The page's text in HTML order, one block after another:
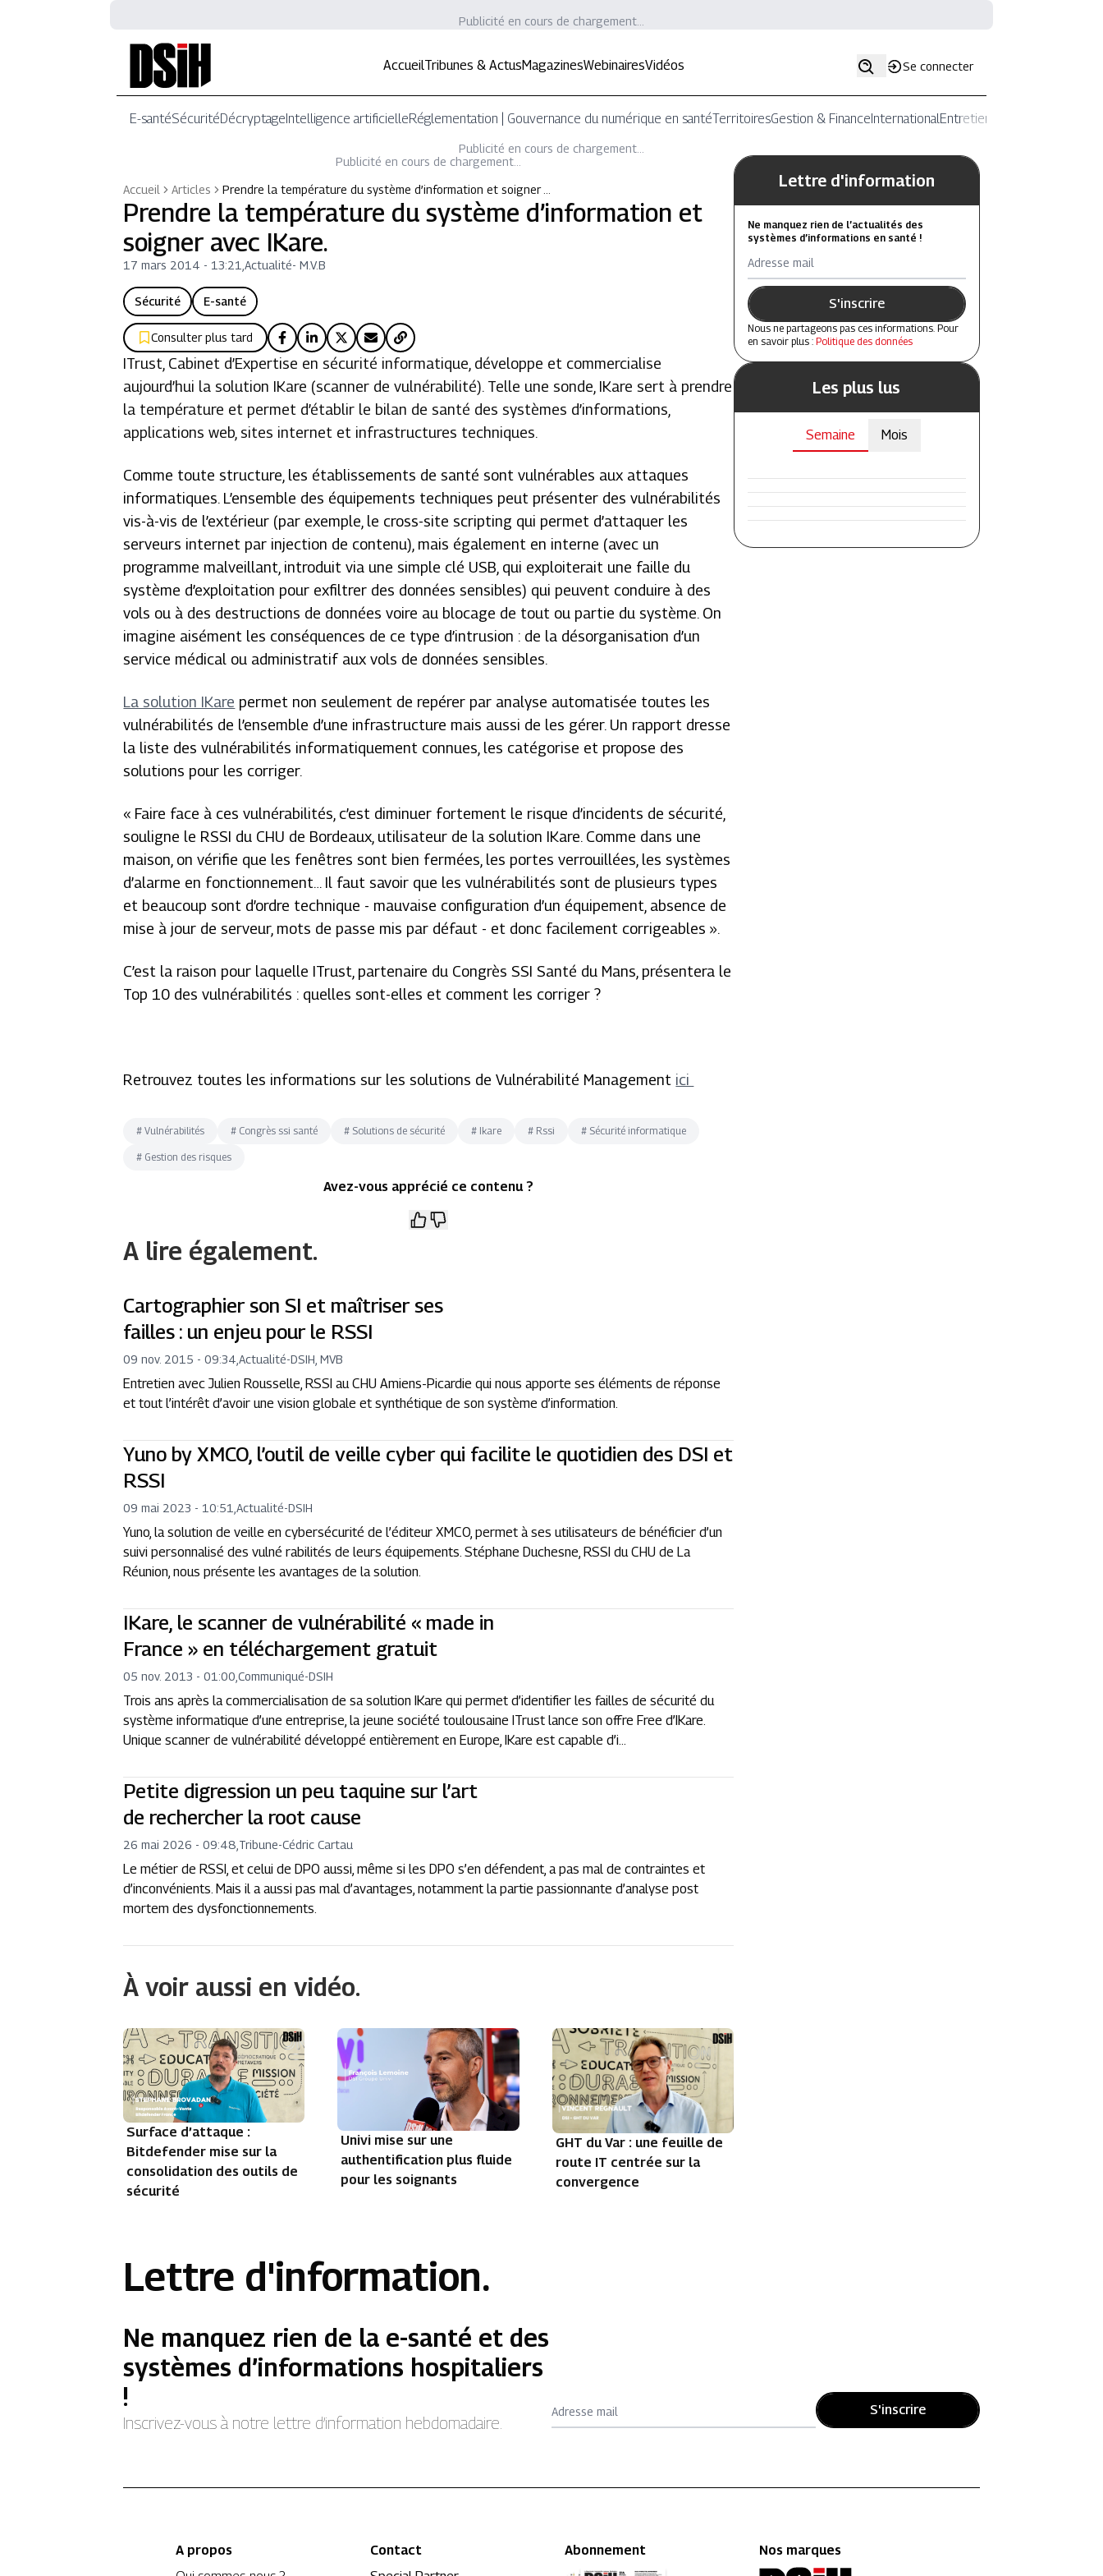
Publicité en cours de chargement...
AccueilTribunes & ActusMagazinesWebinairesVidéos Se connecter
E-santéSécuritéDécryptageIntelligence artificielleRéglementation | Gouvernance du numérique en santéTerritoiresGestion & FinanceInternationalEntretiens
Publicité en cours de chargement...
Publicité en cours de chargement...
Accueil
Articles Prendre la température du système d’information et soigner …
Prendre la température du système d’information et
soigner avec IKare.
17 mars 2014 - 13:21 ,Actualité-M.V.B
Sécurité E-santé
Consulter plus tard
ITrust, Cabinet d’Expertise en sécurité informatique, développe et commercialise
aujourd’hui la solution IKare (scanner de vulnérabilité). Telle une sonde, IKare sert à prendre
la température et permet d’établir le bilan de santé des systèmes d’informations,
applications web, sites internet et infrastructures techniques.
Comme toute structure, les établissements de santé sont vulnérables aux attaques
informatiques. L’ensemble des équipements techniques peut présenter des vulnérabilités
vis-à-vis de l’extérieur (par exemple, le cross-site scripting qui permet d’attaquer les
serveurs internet par injection de contenu), mais également en interne (avec un
programme malveillant, introduit via une simple clé USB, qui exploiterait une faille du
système d’exploitation pour exfiltrer des données sensibles) qui peuvent conduire à des
vols ou à des destructions de données voire au blocage de tout ou partie du système. On
imagine aisément les conséquences de ce type d’intrusion : de la désorganisation d’un
service médical ou administratif aux vols de données sensibles.
La solution IKare permet non seulement de repérer par analyse automatisée toutes les
vulnérabilités de l’ensemble d’une infrastructure mais aussi de les gérer. Un rapport dresse
la liste des vulnérabilités informatiquement connues, les catégorise et propose des
solutions pour les corriger.
« Faire face à ces vulnérabilités, c’est diminuer fortement le risque d’incidents de sécurité
souligne le RSSI du CHU de Bordeaux, utilisateur de la solution IKare. Comme dans une
maison, on vérifie que les fenêtres sont bien fermées, les portes verrouillées, les systèmes
d’alarme en fonctionnement… Il faut savoir que les vulnérabilités sont de plusieurs types
et beaucoup sont d’ordre technique - mauvaise configuration d’un équipement, absence de
mise à jour de serveur, mots de passe mis par défaut - et donc facilement corrigeables ».
C’est la raison pour laquelle ITrust, partenaire du Congrès SSI Santé du Mans, présentera le
Top 10 des vulnérabilités : quelles sont-elles et comment les corriger ?
Retrouvez toutes les informations sur les solutions de Vulnérabilité Management ici
#Vulnérabilités # Congrès ssi santé # Solutions de sécurité # Ikare # Rssi # Sécurité informatique
# Gestion des risques
Avez-vous apprécié ce contenu ?
A lire également.
Cartographier son SI et maîtriser ses
failles : un enjeu pour le RSSI
09 nov. 2015 - 09:34 ,Actualité-DSIH, MVB
Entretien avec Julien Rousselle, RSSI au CHU Amiens-Picardie qui nous apporte ses éléments de réponse
et tout l’intérêt d’avoir une vision globale et synthétique de son système d’information.
Yuno by XMCO, l’outil de veille cyber qui facilite le quotidien des DSI et
RSSI
09 mai 2023 - 10:51 ,Actualité-DSIH
Yuno, la solution de veille en cybersécurité de l’éditeur XMCO, permet à ses utilisateurs de bénéficier d’un
suivi personnalisé des vulné rabilités de leurs équipements. Stéphane Duchesne, RSSI du CHU de La
Réunion, nous présente les avantages de la solution.
IKare, le scanner de vulnérabilité « made in
France » en téléchargement gratuit
05 nov. 2013 - 01:00 ,Communiqué-DSIH
Trois ans après la commercialisation de sa solution IKare qui permet d’identifier les failles de sécurité du
système informatique d’une entreprise, la jeune société toulousaine ITrust lance son offre Free d’IKare.
Unique scanner de vulnérabilité développé entièrement en Europe, IKare est capable d’i...
Petite digression un peu taquine sur l’art
de rechercher la root cause
26 mai 2026 - 09:48 Tribune-Cédric Cartau
Le métier de RSSI, et celui de DPO aussi, même si les DPO s’en défendent, a pas mal de contraintes et
d’inconvénients. Mais il a aussi pas mal d’avantages, notamment la partie passionnante d’analyse post
mortem des dysfonctionnements.
À voir aussi en vidéo.
Surface d’attaque :
Bitdefender mise sur la
consolidation des outils de
sécurité
Univi mise sur une
authentification plus fluide
pour les soignants
GHT du Var : une feuille de
route IT centrée sur la
convergence
Lettre d'information
Ne manquez rien de l’actualités des
systèmes d’informations en santé !
Adresse mail
S'inscrire
Nous ne partageons pas ces informations. Pour
en savoir plus : Politique des données
Les plus lus
Semaine Mois
Lettre d'information.
Ne manquez rien de la e-santé et des
systèmes d’informations hospitaliers
!
Inscrivez-vous à notre lettre d’information hebdomadaire.
Adresse mail S'inscrire
A propos
Contact
Abonnement Nos marques